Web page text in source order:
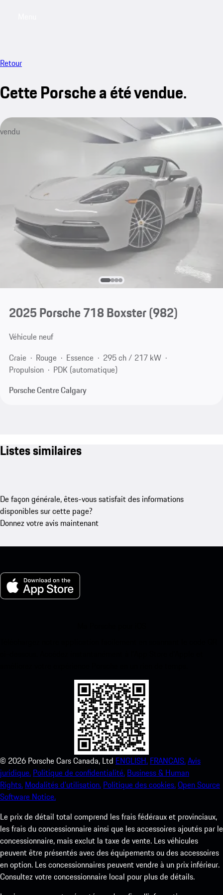
Retour
Cette Porsche a été vendue.
vendu
2025 Porsche 718 Boxster(982)
Véhicule neuf
Craie
Rouge Essence
295 ch / 217 kW
Propulsion
PDK (automatique)
Porsche Centre Calgary
Listes similaires
De façon générale, êtes-vous satisfait des informations
disponibles sur cette page?
Donnez votre avis maintenant
© 2026 Porsche Cars Canada, Ltd ENGLISH. FRANCAIS.Avis
juridique. Politique de confidentialité. Business & Human
Rights. Modalités d’utilisation. Politique des cookies.Open Source
Software Notice.
Le prix de détail total comprend les frais fédéraux et provinciaux,
les frais du concessionnaire ainsi que les accessoires ajoutés par le
concessionnaire, mais exclut la taxe de vente. Les véhicules
peuvent être présentés avec des équipements ou des accessoires
en option. Les concessionnaires peuvent vendre à un prix inférieur.
Consultez votre concessionnaire local pour plus de détails.